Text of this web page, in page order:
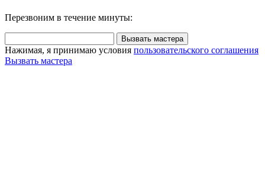
Перезвоним в течение минуты:
Вызвать мастера
Нажимая, я принимаю условия пользовательского соглашения
Вызвать мастера